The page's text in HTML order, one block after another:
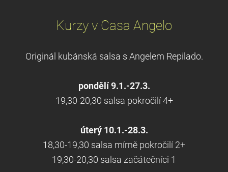
Kurzy v Casa Angelo
Originál kubánská salsa s Angelem Repilado.
pondělí 9.1.-27.3.
19,30-20,30 salsa pokročilí 4+
úterý 10.1.-28.3.
18,30-19,30 salsa mírně pokročilí 2+
19,30-20,30 salsa začátečníci 1